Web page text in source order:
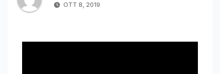
OTT 8, 2019